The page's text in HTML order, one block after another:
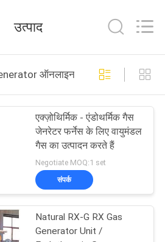
उत्पाद
ऑनलाइन निर्माण
एक्ज़ोथिर्मिक - एंडोथर्मिक गैस
जेनरेटर फर्नेस के लिए वायुमंडल
गैस का उत्पादन करते हैं
Negotiate MOQ:1 set
संपर्क
Natural RX-G RX Gas
Generator Unit /